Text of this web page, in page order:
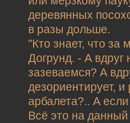
деревянных
в разы дольше.
"Кто знает, что за
Догрунд. - А вдруг
зазеваемся? А
дезориентирует, и
арбалета?.. А
Всё это на